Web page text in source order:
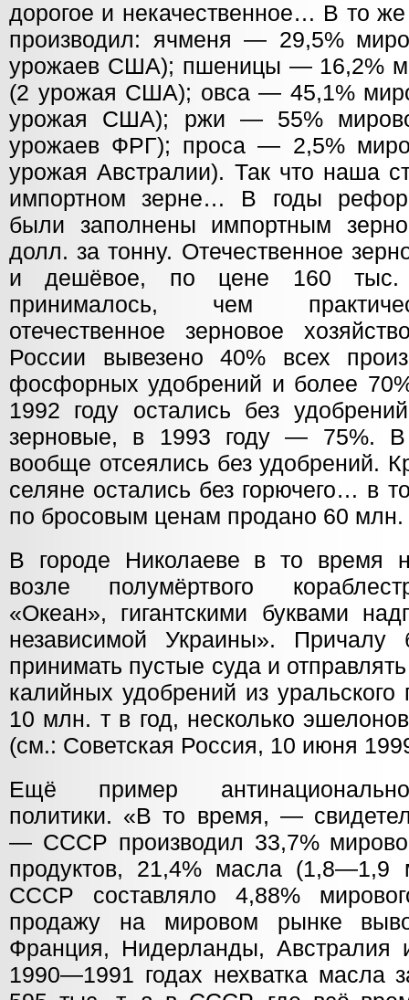
дорогое и некачественное… В то
производил: ячменя — 29,5%
урожаев США); пшеницы — 16,2%
(2 урожая США); овса — 45,1%
урожая США); ржи — 55%
урожаев ФРГ); проса — 2,5%
урожая Австралии). Так что наша
импортном зерне… В годы
были заполнены импортным
долл. за тонну. Отечественное
и дешёвое, по цене 160
принималось, чем
отечественное зерновое
России вывезено 40% всех
фосфорных удобрений и более
1992 году остались без
зерновые, в 1993 году — 75%. В
вообще отсеялись без удобрений.
селяне остались без горючего… в
по бросовым ценам продано 60 млн.
В городе Николаеве в то время
возле полумёртвого
«Океан», гигантскими буквами
независимой Украины». Причалу
принимать пустые суда и
калийных удобрений из
10 млн. т в год, несколько
(см.: Советская Россия, 10 июня
Ещё пример
политики. «В то время, —
— СССР производил 33,7%
продуктов, 21,4% масла (1,8—1,9
СССР составляло 4,88%
продажу на мировом рынке
Франция, Нидерланды,
1990—1991 годах нехватка масла